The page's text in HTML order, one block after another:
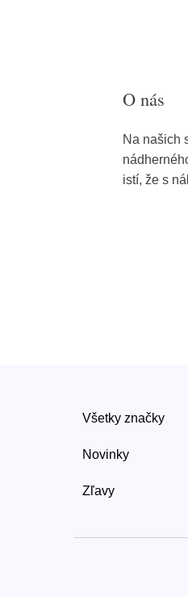
O nás
Na našich
istí, že s
Všetky značky
Novinky
Zľavy